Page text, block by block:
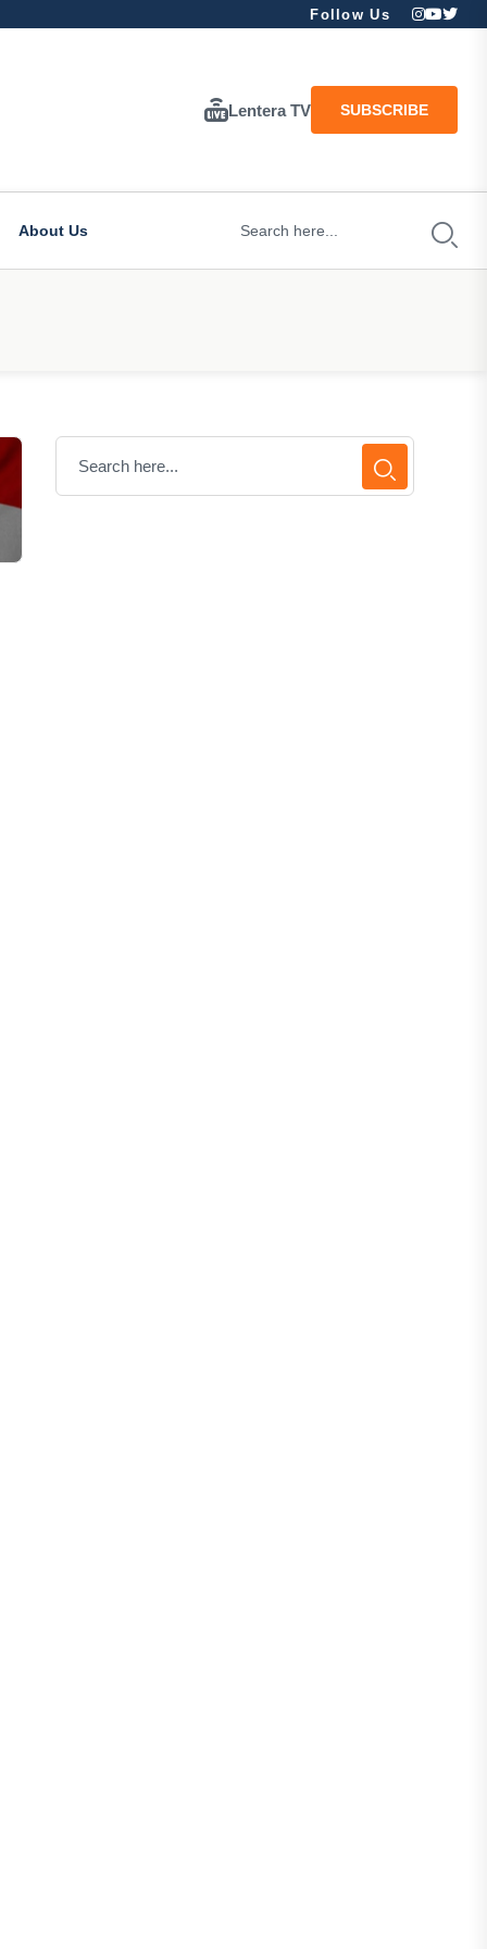
Follow Us
Lentera TV SUBSCRIBE
About Us